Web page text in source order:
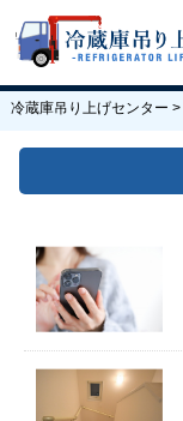
冷蔵庫吊り上げセンター >